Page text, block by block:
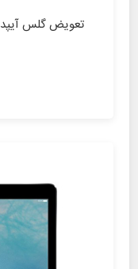
تعویض گلس آیپد Pro 9.7 2016